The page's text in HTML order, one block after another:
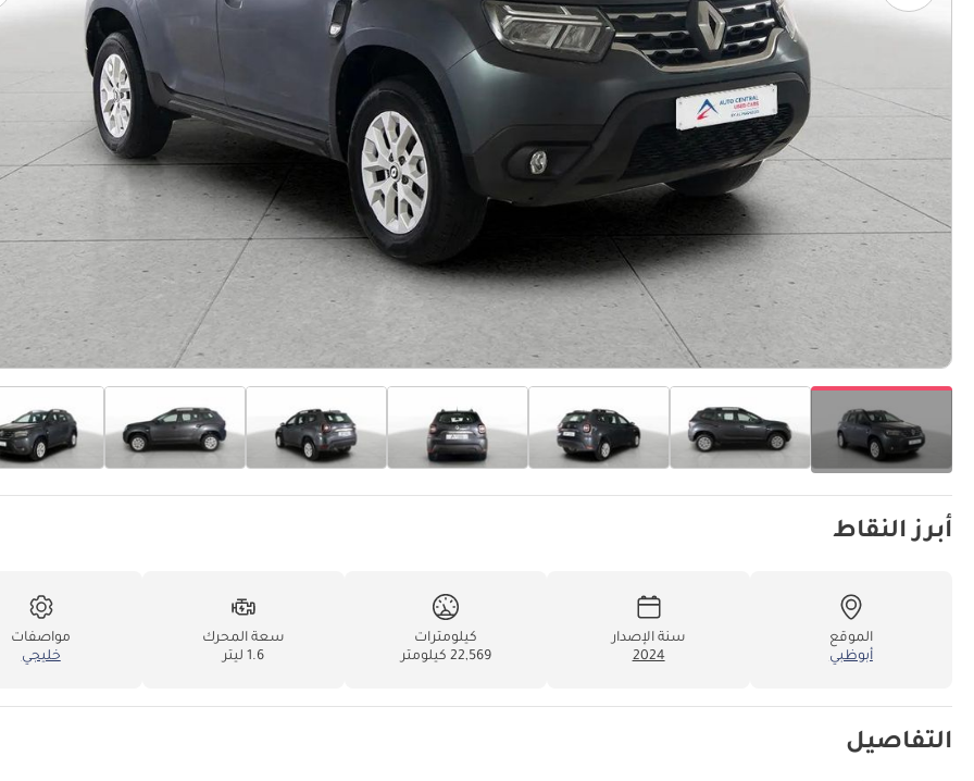
أبرز النقاط
الموقع
أبوظبي
سنة الإصدار
2024
كيلومترات
22,569 كيلومتر
سعة المحرك
1.6 ليتر
مواصفات
خليجي
التفاصيل